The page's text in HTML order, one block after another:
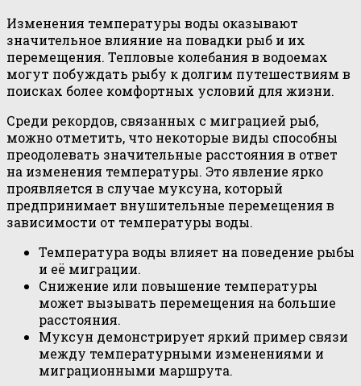
Изменения температуры воды оказывают
значительное влияние на повадки рыб и их
перемещения. Тепловые колебания в водоемах
могут побуждать рыбу к долгим путешествиям в
поисках более комфортных условий для жизни.
Среди рекордов, связанных с миграцией рыб,
можно отметить, что некоторые виды способны
преодолевать значительные расстояния в ответ
на изменения температуры. Это явление ярко
проявляется в случае муксуна, который
предпринимает внушительные перемещения в
зависимости от температуры воды.
Температура воды влияет на поведение рыбы
и её миграции.
Снижение или повышение температуры
может вызывать перемещения на большие
расстояния.
Муксун демонстрирует яркий пример связи
между температурными изменениями и
миграционными маршрута.